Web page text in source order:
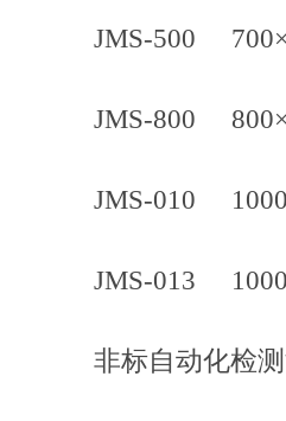
JMS-500
JMS-800
JMS-010
JMS-013
非标自动化检测